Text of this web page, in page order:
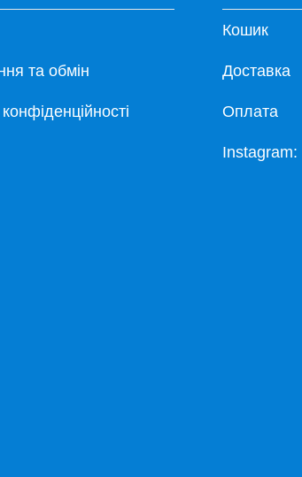
та обмін
Кошик
Доставка
Оплата
Instagram: